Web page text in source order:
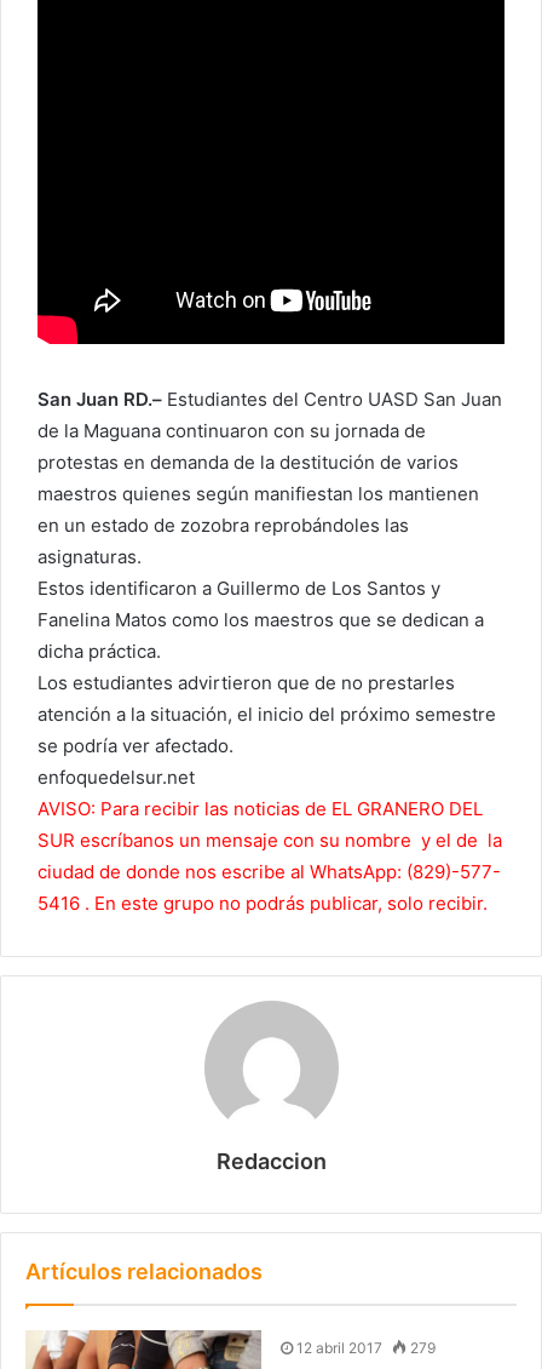
San Juan RD.– Estudiantes del Centro UASD San Juan
de la Maguana continuaron con su jornada de
protestas en demanda de la destitución de varios
maestros quienes según manifiestan los mantienen
en un estado de zozobra reprobándoles las
asignaturas.
Estos identificaron a Guillermo de Los Santos y
Fanelina Matos como los maestros que se dedican a
dicha práctica.
Los estudiantes advirtieron que de no prestarles
atención a la situación, el inicio del próximo semestre
se podría ver afectado.
enfoquedelsur.net
AVISO: Para recibir las noticias de EL GRANERO DEL
SUR escríbanos un mensaje con su nombre y el de la
ciudad de donde nos escribe al WhatsApp: (829)-577-
5416 . En este grupo no podrás publicar, solo recibir.
Redaccion
Artículos relacionados
12 abril 2017 279